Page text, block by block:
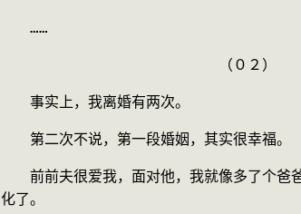
……
（０２）
事实上，我离婚有两次。
第二次不说，第一段婚姻，其实很幸福。
前前夫很爱我，面对他，我就像多了个爸
化了。